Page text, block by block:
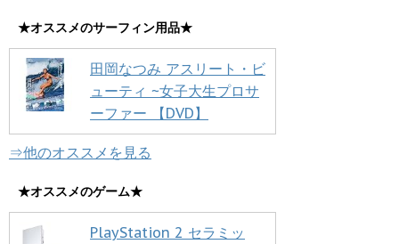
★オススメのサーフィン用品★
田岡なつみ アスリート・ビ
ューティ ~女子大生プロサ
ーファー 【DVD】
⇒他のオススメを見る
★オススメのゲーム★
PlayStation 2 セラミッ